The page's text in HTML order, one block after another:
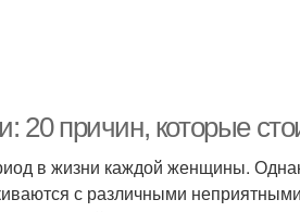
20 причин, которые
в жизни каждой женщины.
с различными